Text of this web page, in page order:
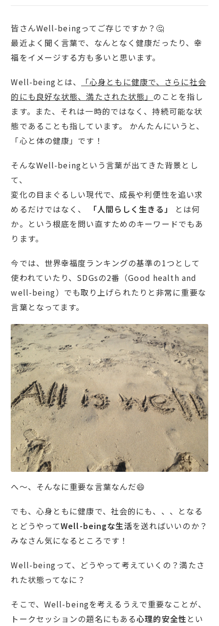
皆さんWell-beingってご存じですか？🤔
最近よく聞く言葉で、なんとなく健康だったり、幸
福をイメージする方も多いと思います。
Well-beingとは、
「心身ともに健康で、さらに社会
的にも良好な状態、満たされた状態」 のことを指し
ます。また、それは一時的ではなく、持続可能な状
態であることも指しています。 かんたんにいうと、
「心と体の健康」です！
そんなWell-beingという言葉が出てきた背景とし
て、
変化の目まぐるしい現代で、成長や利便性を追い求
めるだけではなく、
「人間らしく生きる」
とは何
か。という根底を問い直すためのキーワードでもあ
ります。
今では、世界幸福度ランキングの基準の1つとして
使われていたり、SDGsの2番（Good health and
well-being）でも取り上げられたりと非常に重要な
言葉となってます。
へ～、そんなに重要な言葉なんだ😄
でも、心身ともに健康で、社会的にも、、、となる
とどうやってWell-beingな生活を送ればいいのか？
みなさん気になるところです！
Well-beingって、どうやって考えていくの？満たさ
れた状態ってなに？
そこで、Well-beingを考えるうえで重要なことが、
トークセッションの題名にもある心理的安全性 とい